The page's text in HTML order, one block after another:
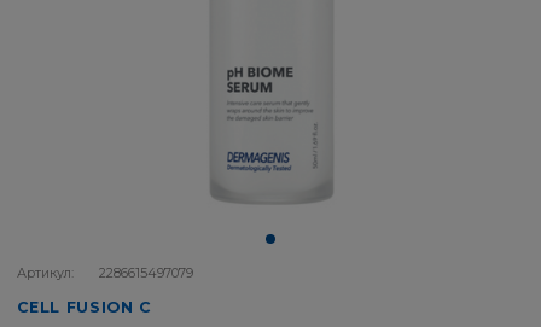
Артикул: 2286615497079
CELL FUSION C